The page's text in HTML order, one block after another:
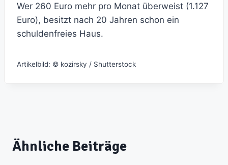
Wer 260 Euro mehr pro Monat überweist (1.127
Euro), besitzt nach 20 Jahren schon ein
schuldenfreies Haus.
Artikelbild: © kozirsky / Shutterstock
Ähnliche Beiträge